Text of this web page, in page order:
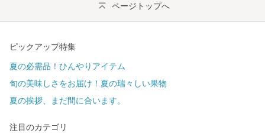
ページトップへ
ピックアップ特集
夏の必需品！ひんやりアイテム
旬の美味しさをお届け！夏の瑞々しい果物
夏の挨拶、まだ間に合います。
注目のカテゴリ